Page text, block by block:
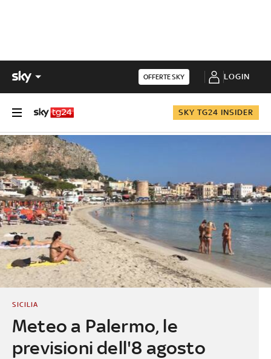
OFFERTE SKY LOGIN
SKY TG24 INSIDER
Meteo a Palermo, le
previsioni dell'8 agosto
SICILIA